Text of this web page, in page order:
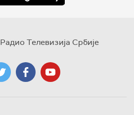
Радио Телевизија Србије